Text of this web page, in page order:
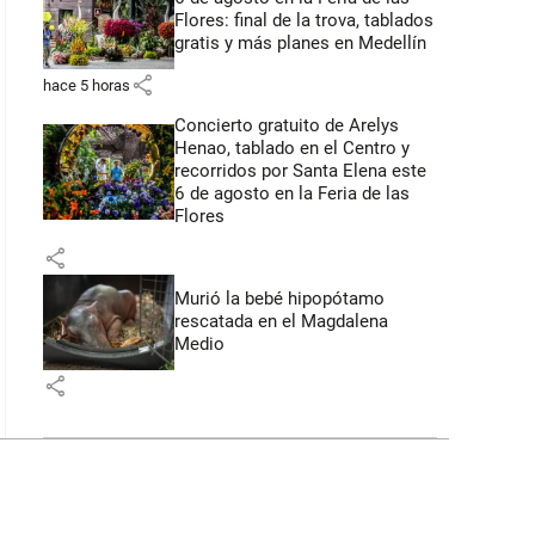
Flores: final de la trova, tablados
gratis y más planes en Medellín
hace 5 horas share
Concierto gratuito de Arelys
Henao, tablado en el Centro y
recorridos por Santa Elena este
6 de agosto en la Feria de las
Flores
share
Murió la bebé hipopótamo
rescatada en el Magdalena
Medio
share